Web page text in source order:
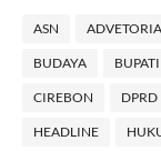
ASN
BUDAYA
CIREBON DPRD
HEADLINE